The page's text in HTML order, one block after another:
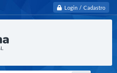
Login / Cadastro